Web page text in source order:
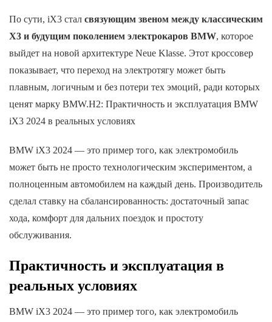
По сути, iX3 стал связующим звеном между классическим
X3 и будущим поколением электрокаров BMW, которое
выйдет на новой архитектуре Neue Klasse. Этот кроссовер
показывает, что переход на электротягу может быть
плавным, логичным и без потери тех эмоций, ради которых
ценят марку BMW.H2: Практичность и эксплуатация BMW
iX3 2024 в реальных условиях
BMW iX3 2024 — это пример того, как электромобиль
может быть не просто технологическим экспериментом, а
полноценным автомобилем на каждый день. Производитель
сделал ставку на сбалансированность: достаточный запас
хода, комфорт для дальних поездок и простоту
обслуживания.
Практичность и эксплуатация в
реальных условиях
BMW iX3 2024 — это пример того, как электромобиль